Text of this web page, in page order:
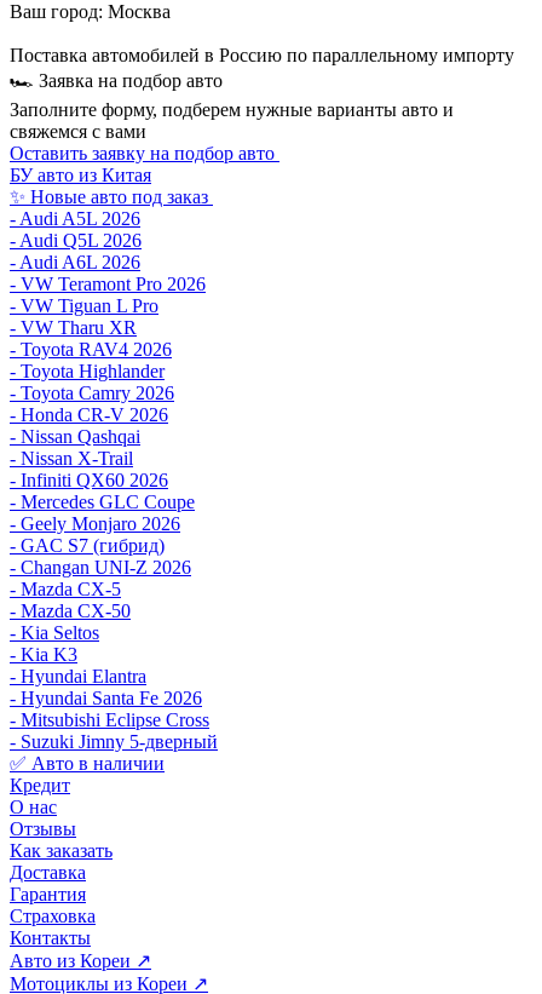
Ваш город: Москва
Поставка автомобилей в Россию по параллельному импорту
🏎 Заявка на подбор авто
Заполните форму, подберем нужные варианты авто и
свяжемся с вами
Оставить заявку на подбор авто
БУ авто из Китая
✨ Новые авто под заказ
- Audi A5L 2026
- Audi Q5L 2026
- Audi A6L 2026
- VW Teramont Pro 2026
- VW Tiguan L Pro
- VW Tharu XR
- Toyota RAV4 2026
- Toyota Highlander
- Toyota Camry 2026
- Honda CR-V 2026
- Nissan Qashqai
- Nissan X-Trail
- Infiniti QX60 2026
- Mercedes GLC Coupe
- Geely Monjaro 2026
- GAC S7 (гибрид)
- Changan UNI-Z 2026
- Mazda CX-5
- Mazda CX-50
- Kia Seltos
- Kia K3
- Hyundai Elantra
- Hyundai Santa Fe 2026
- Mitsubishi Eclipse Cross
- Suzuki Jimny 5-дверный
✅ Авто в наличии
Кредит
О нас
Отзывы
Как заказать
Доставка
Гарантия
Страховка
Контакты
Авто из Кореи ↗
Мотоциклы из Кореи ↗